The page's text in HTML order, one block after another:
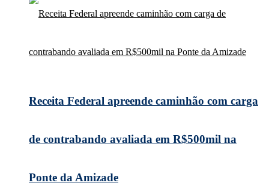
Receita Federal apreende caminhão com carga
de contrabando avaliada em R$500mil na
Ponte da Amizade